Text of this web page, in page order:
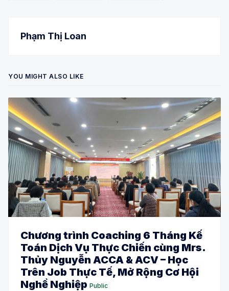
Phạm Thị Loan
YOU MIGHT ALSO LIKE
Chương trình Coaching 6 Tháng Kế
Toán Dịch Vụ Thực Chiến cùng Mrs.
Thủy Nguyễn ACCA & ACV – Học
Trên Job Thực Tế, Mở Rộng Cơ Hội
Nghề Nghiệp Public